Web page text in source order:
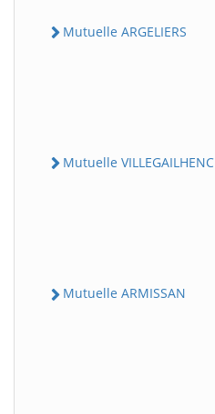
Mutuelle ARGELIERS
Mutuelle VILLEGAILHENC
Mutuelle ARMISSAN